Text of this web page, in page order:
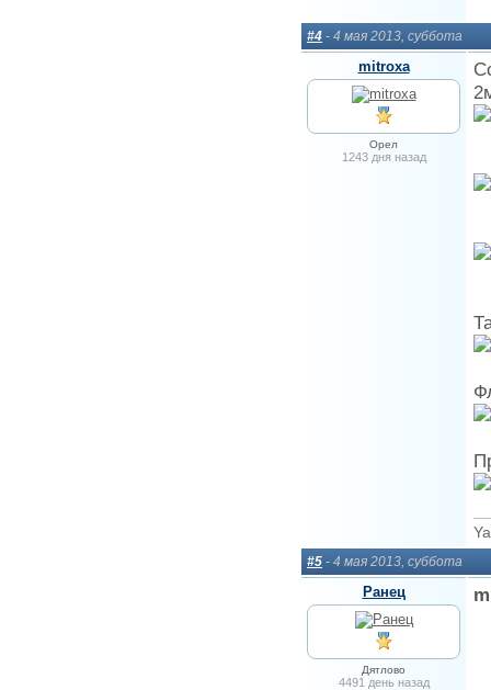
#4 - 4 мая 2013, суббота
mitroxa
Орел
1243 дня назад
#5 - 4 мая 2013, суббота
Ранец
Дятлово
4491 день назад